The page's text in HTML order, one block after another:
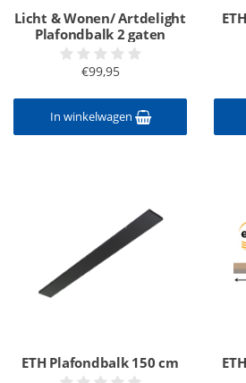
Licht & Wonen/ Artdelight
Plafondbalk 2 gaten
€99,95
In winkelwagen
ETH Plafondbalk 150 cm